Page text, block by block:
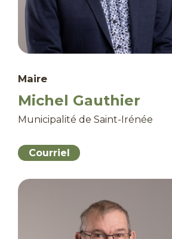
Maire
Michel Gauthier
Municipalité de Saint-Irénée
Courriel